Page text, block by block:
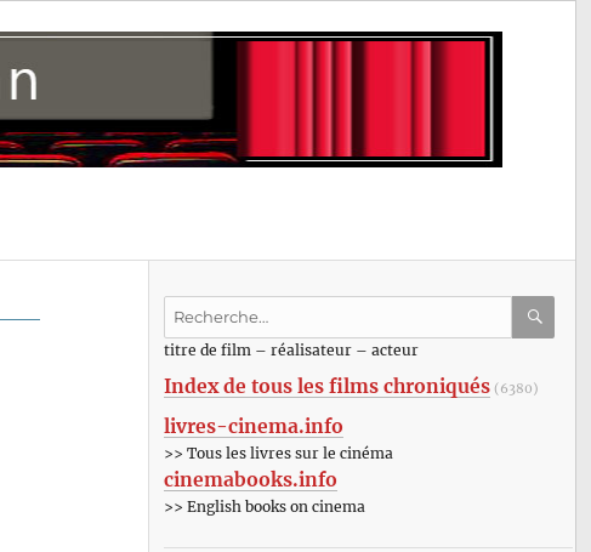
Recherche
:titre de film – réalisateur – acteur
Index de tous les films chroniqués (6380)
livres-cinema.info
>> Tous les livres sur le cinéma
cinemabooks.info
>> English books on cinema